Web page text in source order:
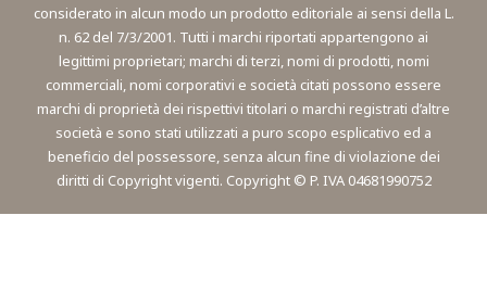
considerato in alcun modo un prodotto editoriale ai sensi della L.
n. 62 del 7/3/2001. Tutti i marchi riportati appartengono ai
legittimi proprietari; marchi di terzi, nomi di prodotti, nomi
commerciali, nomi corporativi e società citati possono essere
marchi di proprietà dei rispettivi titolari o marchi registrati d’altre
società e sono stati utilizzati a puro scopo esplicativo ed a
beneficio del possessore, senza alcun fine di violazione dei
diritti di Copyright vigenti. Copyright © P. IVA 04681990752